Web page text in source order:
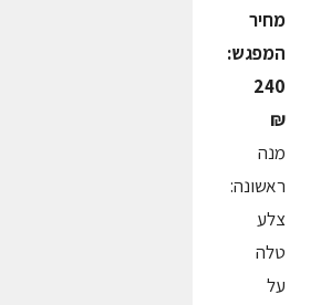
מחיר
המפגש:
240
₪
מנה
ראשונה:
צלע
טלה
על